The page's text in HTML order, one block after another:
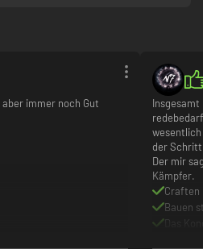
immer noch Gut
Insgesamt
der
Der mir
Kämpfer.
Craften
Bauen